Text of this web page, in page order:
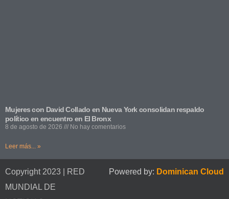
Mujeres con David Collado en Nueva York consolidan respaldo
político en encuentro en El Bronx
8 de agosto de 2026 No hay comentarios
Leer más... »
Copyright 2023 | RED
MUNDIAL DE
Powered by: Dominican Cloud